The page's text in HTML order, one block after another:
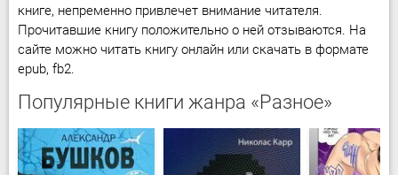
книге, непременно привлечет внимание читателя.
Прочитавшие книгу положительно о ней отзываются. На
сайте можно читать книгу онлайн или скачать в формате
epub, fb2.
Популярные книги жанра «Разное»